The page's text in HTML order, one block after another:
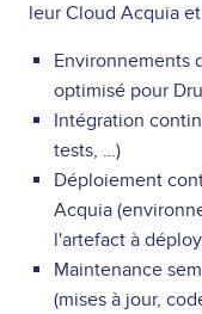
leur Cloud Acquia
Environnements
optimisé pour
Intégration
tests, …)
Déploiement
Acquia
l'artefact à
Maintenance
(mises à jour,